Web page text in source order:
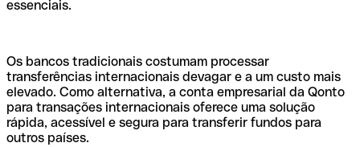
essenciais.
Os bancos tradicionais costumam processar
transferências internacionais devagar e a um custo mais
elevado. Como alternativa, a conta empresarial da Qonto
para transações internacionais oferece uma solução
rápida, acessível e segura para transferir fundos para
outros países.